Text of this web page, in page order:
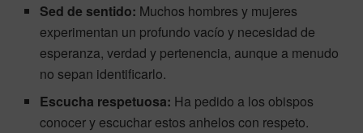
Sed de sentido: Muchos hombres y mujeres
experimentan un profundo vacío y necesidad de
esperanza, verdad y pertenencia, aunque a menudo
no sepan identificarlo.
Escucha respetuosa: Ha pedido a los obispos
conocer y escuchar estos anhelos con respeto.